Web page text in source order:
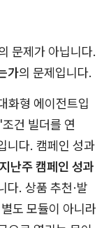
문제가 아닙니다.
가의 문제입니다.
화형 에이전트입
건 빌더를 연
니다. 캠페인 성과
난주 캠페인 성과
다. 상품 추천·발
도 모듈이 아니라